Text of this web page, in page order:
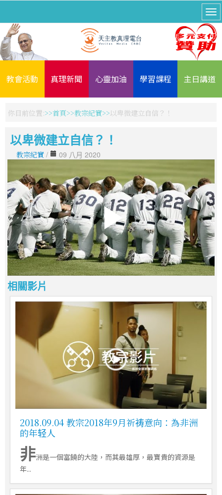
教會活動 真理新聞 心靈加油 學習課程 主日講道
你目前位置: 首頁 教宗紀實 以卑微建立自信？！
以卑微建立自信？！
教宗紀實 / 09 八月 2020
相關影片
2018.09.04 教宗2018年9月祈祷意向：為非洲
的年轻人
非洲是一個富饒的大陸，而其最雄厚，最寶貴的資源是
年...